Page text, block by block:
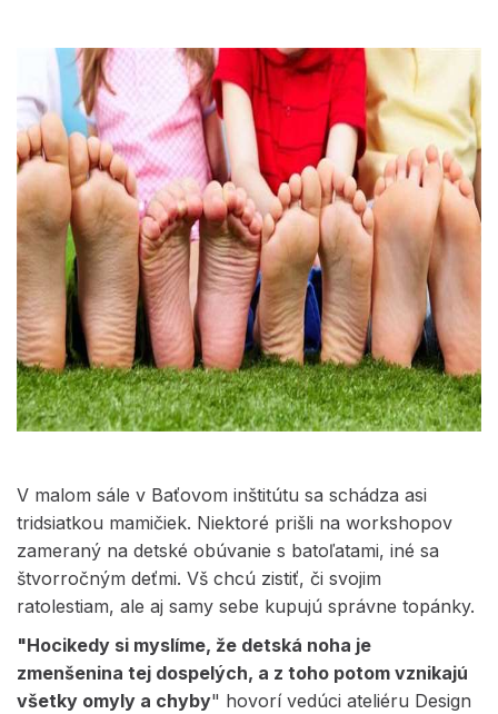
V malom sále v Baťovom inštitútu sa schádza asi
tridsiatkou mamičiek. Niektoré prišli na workshopov
zameraný na detské obúvanie s batoľatami, iné sa
štvorročným deťmi. Vš chcú zistiť, či svojim
ratolestiam, ale aj samy sebe kupujú správne topánky.
"Hocikedy si myslíme, že detská noha je
zmenšenina tej dospelých, a z toho potom vznikajú
všetky omyly a chyby" hovorí vedúci ateliéru Design